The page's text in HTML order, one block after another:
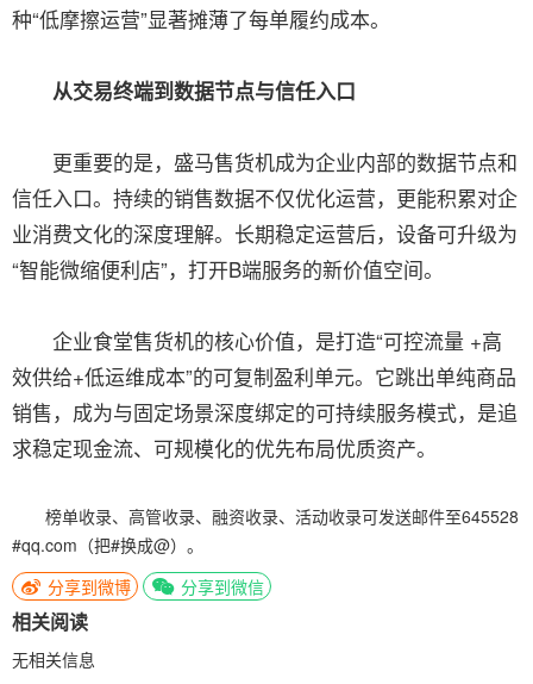
种“低摩擦运营”显著摊薄了每单履约成本。
从交易终端到数据节点与信任入口
更重要的是，盛马售货机成为企业内部的数据节点和
信任入口。持续的销售数据不仅优化运营，更能积累对企
业消费文化的深度理解。长期稳定运营后，设备可升级为
“智能微缩便利店”，打开B端服务的新价值空间。
企业食堂售货机的核心价值，是打造“可控流量 +高
效供给+低运维成本”的可复制盈利单元。它跳出单纯商品
销售，成为与固定场景深度绑定的可持续服务模式，是追
求稳定现金流、可规模化的优先布局优质资产。
榜单收录、高管收录、融资收录、活动收录可发送邮件至645528
#qq.com（把#换成@）。
分享到微博
分享到微信
相关阅读
无相关信息